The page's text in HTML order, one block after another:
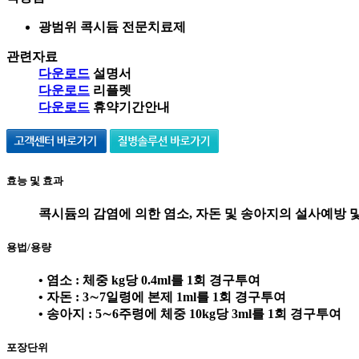
광범위 콕시듐 전문치료제
관련자료
다운로드 설명서
다운로드 리플렛
다운로드 휴약기간안내
효능 및 효과
콕시듐의 감염에 의한 염소, 자돈 및 송아지의 설사예방
용법/용량
• 염소 : 체중 kg당 0.4ml를 1회 경구투여
• 자돈 : 3∼7일령에 본제 1ml를 1회 경구투여
• 송아지 : 5∼6주령에 체중 10kg당 3ml를 1회 경구투여
포장단위